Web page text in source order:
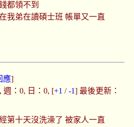
都領不到
我弟在讀碩士班 帳單又一直
應]
週：0, 日：0, [+1 /-1] 最後更新：
第十天沒洗澡了 被家人一直